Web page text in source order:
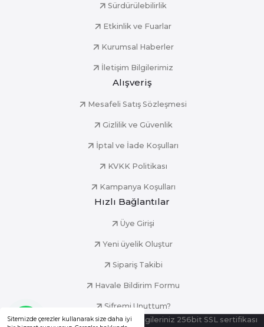
Sitemizde çerezler kullanarak size daha iyi
Sürdürülebilirlik
Etkinlik ve Fuarlar
Kurumsal Haberler
İletişim Bilgilerimiz
Alışveriş
Mesafeli Satış Sözleşmesi
Gizlilik ve Güvenlik
İptal ve İade Koşulları
KVKK Politikası
Kampanya Koşulları
Hızlı Bağlantılar
Üye Girişi
Yeni üyelik Oluştur
Sipariş Takibi
Havale Bildirim Formu
Şifremi Unuttum?
© Tüm Hakları Saklıdır. Kredi kartı bilgileriniz 256bit SSL sertifikası